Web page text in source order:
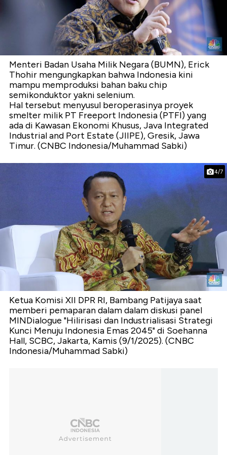
Menteri Badan Usaha Milik Negara (BUMN), Erick
Thohir mengungkapkan bahwa Indonesia kini
mampu memproduksi bahan baku chip
semikonduktor yakni selenium.
Hal tersebut menyusul beroperasinya proyek
smelter milik PT Freeport Indonesia (PTFI) yang
ada di Kawasan Ekonomi Khusus, Java Integrated
Industrial and Port Estate (JIIPE), Gresik, Jawa
Timur. (CNBC Indonesia/Muhammad Sabki)
4/7
Ketua Komisi XII DPR RI, Bambang Patijaya saat
memberi pemaparan dalam dalam diskusi panel
MINDialogue "Hilirisasi dan Industrialisasi Strategi
Kunci Menuju Indonesia Emas 2045" di Soehanna
Hall, SCBC, Jakarta, Kamis (9/1/2025). (CNBC
Indonesia/Muhammad Sabki)